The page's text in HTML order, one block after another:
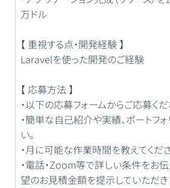
万ドル
【 重視する点・開発経験 】
Laravelを使った開発のご経験
【 応募方法 】
・以下の応募フォームからご応募くだ
・簡単な自己紹介や実績、ポートフ
い。
・月に可能な作業時間を教えてくだ
・電話・Zoom等で詳しい条件をお伝
望のお見積金額を提示していただき